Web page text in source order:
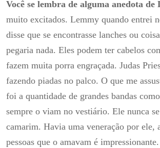
Você se lembra de alguma anedota de
muito excitados. Lemmy quando entrei
disse que se encontrasse lanches ou
pegaria nada. Eles podem ter cabelos
fazem muita porra engraçada. Judas
fazendo piadas no palco. O que me
foi a quantidade de grandes bandas
sempre o viam no vestiário. Ele nunca
camarim. Havia uma veneração por ele,
pessoas que o amavam é impressionante.